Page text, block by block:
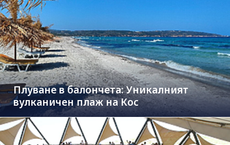
Плуване в балончета: Уникалният
вулканичен плаж на Кос